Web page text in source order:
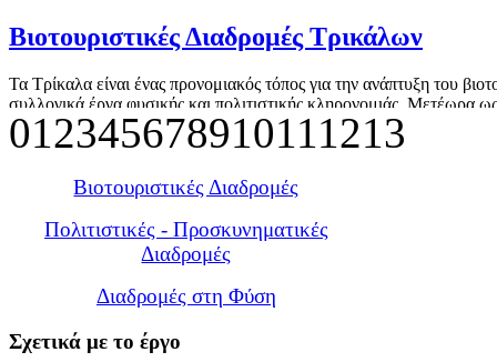
Βιοτουριστικές Διαδρομές Τρικάλων
Τα Τρίκαλα είναι ένας προνομιακός τόπος για την ανάπτυξη του
συλλογικά έργα φυσικής και πολιτιστικής κληρονομιάς. Μετέωρα
πασίγνωστο brand name, που συνδυάζεται με τον ορεινό τουρισμό
Διαβάστε περισσότερα...
Γύρος του Κόζακα
Τρίκαλα. Ο Κόζιακας, είναι το βουνό που διαχωρίζει ανατολικά
012345678910111213
Βιοτουριστικές Διαδρομές
Πολιτιστικές - Προσκυνηματικές
Διαδρομές
Διαδρομές στη Φύση
Σχετικά με το έργο